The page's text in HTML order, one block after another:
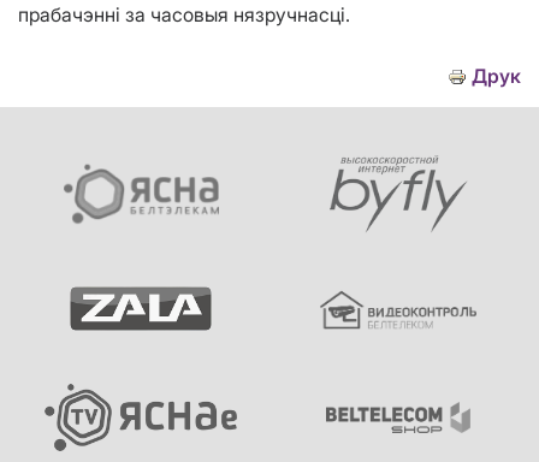
прабачэнні за часовыя нязручнасці.
Друк